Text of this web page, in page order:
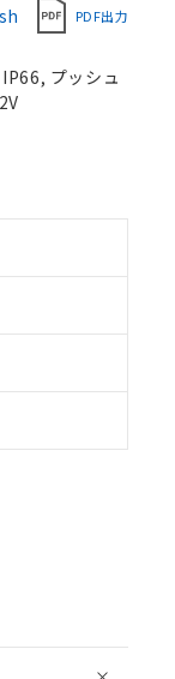
PDF出力
プッシュ